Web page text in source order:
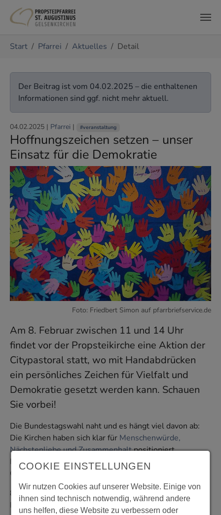
Start Pfarrei Aktuelles Detail
Der Beitrag ist vom 04.02.2025 – die enthaltenen
Informationen sind ggf. nicht mehr aktuell.
04.02.2025 | Pfarrei | #veranstaltung
Hoffnungszeichen setzen – unser
Einsatz für die Demokratie
Am 8. Februar zwischen 11 und 14 Uhr
findet vor der Propsteikirche eine Aktion der
Citypastoral statt, wo mit Handabdrücken
ein persönliches Zeichen für Vielfalt und
Demokratie gesetzt werden kann. Schauen
Sie vorbei!
Die Bundestagswahl naht und es hängt viel davon ab:
Die Kirchen haben sich klar für Menschenwürde,
Nächstenliebe und Zusammenhaltpositioniert.
Kommen Sie vorbei und setzen Sie ein Zeichen für
Offenheit und Toleranz!
8. Februar, 11–14 Uhr, vor der Propsteikirche, Heinrich-
König-Platz
Foto: Friedbert Simon auf pfarrbriefservice.de
COOKIE EINSTELLUNGEN
Wir nutzen Cookies auf unserer Website. Einige von
ihnen sind technisch notwendig, während andere
uns helfen, diese Website zu verbessern oder